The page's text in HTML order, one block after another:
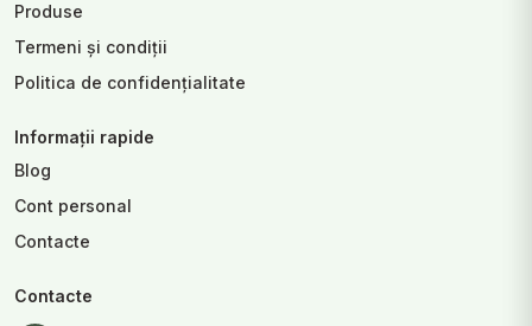
Produse
Termeni și condiții
Politica de confidențialitate
Informații rapide
Blog
Cont personal
Contacte
Contacte